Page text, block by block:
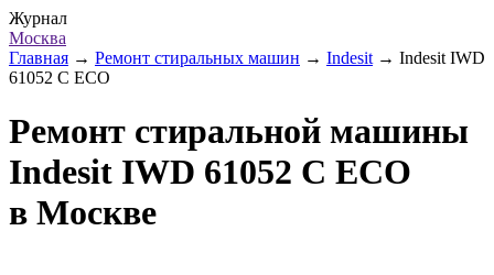
Журнал
Москва
Главная → Ремонт стиральных машин → Indesit → Indesit IWD
61052 C ECO
Ремонт стиральной машины
Indesit IWD 61052 C ECO
в Москве